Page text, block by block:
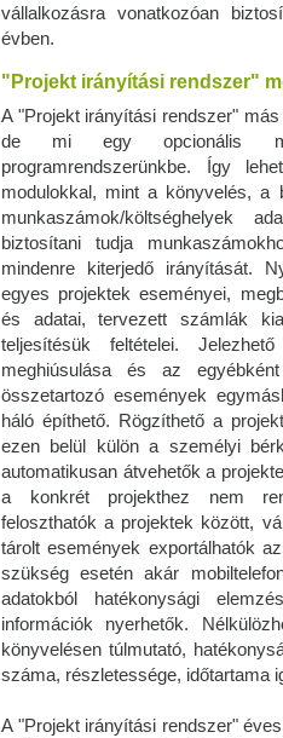
vállalkozásra vonatkozóan
évben.
"Projekt irányítási rendszer"
A "Projekt irányítási rendszer"
de mi egy opcionális
programrendszerünkbe. Így
modulokkal, mint a könyvelés, a
munkaszámok/költséghelyek
biztosítani tudja
mindenre kiterjedő irányítását.
egyes projektek eseményei,
és adatai, tervezett számlák
teljesítésük feltételei.
meghiúsulása és az
összetartozó események
háló építhető. Rögzíthető a
ezen belül külön a személyi
automatikusan átvehetők a
a konkrét projekthez nem
feloszthatók a projektek között,
tárolt események exportálhatók
szükség esetén akár
adatokból hatékonysági
információk nyerhetők.
könyvelésen túlmutató,
száma, részletessége, időtartama
A "Projekt irányítási rendszer"